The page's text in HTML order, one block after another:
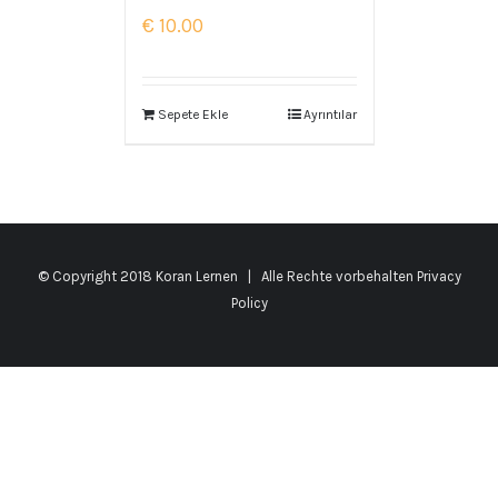
€ 10.00
Sepete Ekle Ayrıntılar
© Copyright 2018 Koran Lernen | Alle Rechte vorbehalten Privacy
Policy